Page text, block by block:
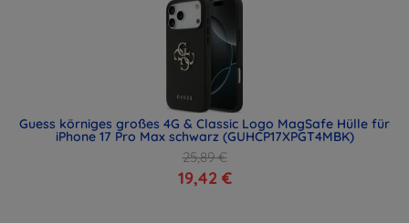
Guess körniges großes 4G & Classic Logo MagSafe Hülle für
iPhone 17 Pro Max schwarz (GUHCP17XPGT4MBK)
25,89 €
19,42 €